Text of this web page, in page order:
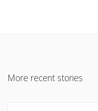
More recent stories